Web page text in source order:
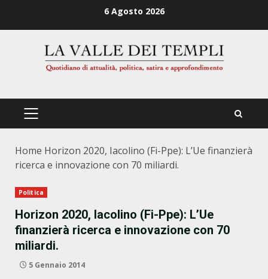
6 Agosto 2026
PRIMÄRES
Home Horizon 2020, Iacolino (Fi-Ppe): L’Ue finanzierà
ricerca e innovazione con 70 miliardi.
Politica
Horizon 2020, Iacolino (Fi-Ppe): L’Ue
finanzierà ricerca e innovazione con 70
miliardi.
5 Gennaio 2014